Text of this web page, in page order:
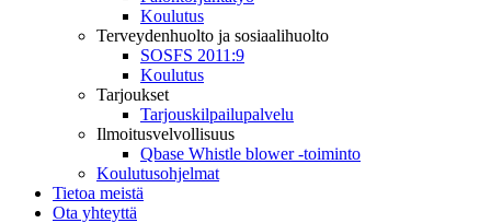
Koulutus
Terveydenhuolto ja sosiaalihuolto
SOSFS 2011:9
Koulutus
Tarjoukset
Tarjouskilpailupalvelu
Ilmoitusvelvollisuus
Qbase Whistle blower -toiminto
Koulutusohjelmat
Tietoa meistä
Ota yhteyttä